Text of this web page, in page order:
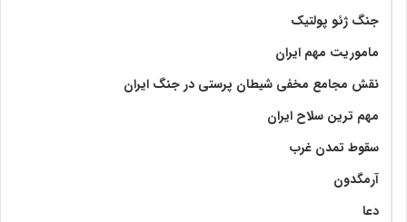
جنگ ژئو پولتیک
ماموریت مهم ایران
نقش مجامع مخفی شیطان پرستی در جنگ ایران
مهم ترین سلاح ایران
سقوط تمدن غرب
آرمگدون
دعا